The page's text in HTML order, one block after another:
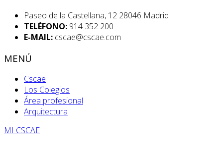
Paseo de la Castellana, 12 28046 Madrid
TELÉFONO: 914 352 200
E-MAIL: cscae@cscae.com
MENÚ
Cscae
Los Colegios
Área profesional
Arquitectura
MI CSCAE